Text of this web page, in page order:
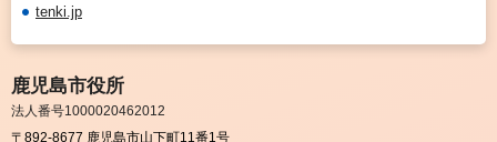
tenki.jp
鹿児島市役所
法人番号1000020462012
〒892-8677 鹿児島市山下町11番1号